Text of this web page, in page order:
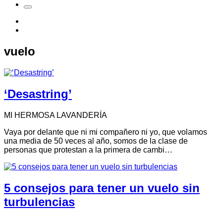
vuelo
‘Desastring’
MI HERMOSA LAVANDERÍA
Vaya por delante que ni mi compañero ni yo, que volamos
una media de 50 veces al año, somos de la clase de
personas que protestan a la primera de cambi…
5 consejos para tener un vuelo sin
turbulencias